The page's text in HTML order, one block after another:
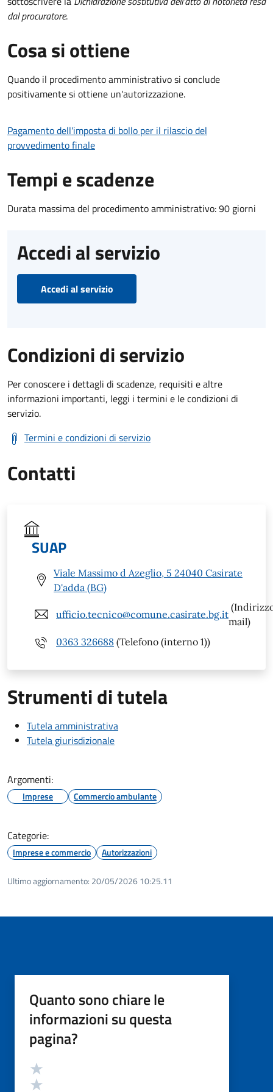
dal procuratore.
Cosa si ottiene
Quando il procedimento amministrativo si conclude
positivamente si ottiene un'autorizzazione.
Pagamento dell'imposta di bollo per il rilascio del
provvedimento finale
Tempi e scadenze
Durata massima del procedimento amministrativo: 90 giorni
Accedi al servizio
Accedi al servizio
Condizioni di servizio
Per conoscere i dettagli di scadenze, requisiti e altre
informazioni importanti, leggi i termini e le condizioni di
servizio.
Termini e condizioni di servizio
Contatti
SUAP
Viale Massimo d Azeglio, 5 24040 Casirate
D'adda (BG)
ufficio.tecnico@comune.casirate.bg.it
mail)
0363 326688 (Telefono (interno 1))
Strumenti di tutela
Tutela amministrativa
Tutela giurisdizionale
Argomenti:
Imprese Commercio ambulante
Categorie:
Imprese e commercio Autorizzazioni
Ultimo aggiornamento: 20/05/2026 10:25.11
Quanto sono chiare le
informazioni su questa
pagina?
Valutazione